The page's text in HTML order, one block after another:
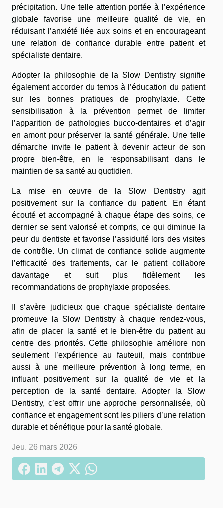
précipitation. Une telle attention portée à l’expérience
globale favorise une meilleure qualité de vie, en
réduisant l’anxiété liée aux soins et en encourageant
une relation de confiance durable entre patient et
spécialiste dentaire.
Adopter la philosophie de la Slow Dentistry signifie
également accorder du temps à l’éducation du patient
sur les bonnes pratiques de prophylaxie. Cette
sensibilisation à la prévention permet de limiter
l’apparition de pathologies bucco-dentaires et d’agir
en amont pour préserver la santé générale. Une telle
démarche invite le patient à devenir acteur de son
propre bien-être, en le responsabilisant dans le
maintien de sa santé au quotidien.
La mise en œuvre de la Slow Dentistry agit
positivement sur la confiance du patient. En étant
écouté et accompagné à chaque étape des soins, ce
dernier se sent valorisé et compris, ce qui diminue la
peur du dentiste et favorise l’assiduité lors des visites
de contrôle. Un climat de confiance solide augmente
l’efficacité des traitements, car le patient collabore
davantage et suit plus fidèlement les
recommandations de prophylaxie proposées.
Il s’avère judicieux que chaque spécialiste dentaire
promeuve la Slow Dentistry à chaque rendez-vous,
afin de placer la santé et le bien-être du patient au
centre des priorités. Cette philosophie améliore non
seulement l’expérience au fauteuil, mais contribue
aussi à une meilleure prévention à long terme, en
influant positivement sur la qualité de vie et la
perception de la santé dentaire. Adopter la Slow
Dentistry, c’est offrir une approche personnalisée, où
confiance et engagement sont les piliers d’une relation
durable et bénéfique pour la santé globale.
Jeu. 26 mars 2026